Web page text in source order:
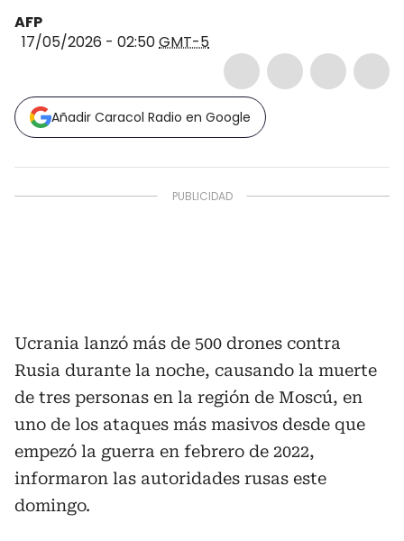
AFP
17/05/2026 - 02:50GMT-5
Añadir Caracol Radio en Google
Ucrania lanzó más de 500 drones contra
Rusia durante la noche, causando la muerte
de tres personas en la región de Moscú, en
uno de los ataques más masivos desde que
empezó la guerra en febrero de 2022,
informaron las autoridades rusas este
domingo.